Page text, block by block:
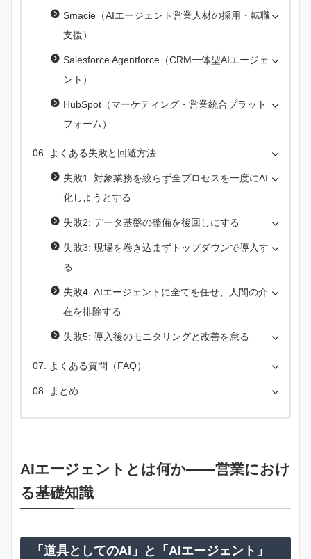
Smacie（AIエージェント営業人材の採用・転職
支援）
Salesforce Agentforce（CRM一体型AIエージェ
ント）
HubSpot（マーケティング・営業統合プラット
フォーム）
よくある失敗と回避方法
失敗1: 対象業務を絞らず全プロセスを一度にAI
化しようとする
失敗2: データ基盤の整備を後回しにする
失敗3: 現場を巻き込まずトップダウンで導入す
る
失敗4: AIエージェントに全てを任せ、人間の介
在を排除する
失敗5: 導入後のモニタリングと改善を怠る
よくある質問（FAQ）
まとめ
AIエージェントとは何か――営業におけ
る基礎知識
「道具としてのAI」と「AIエージェント」